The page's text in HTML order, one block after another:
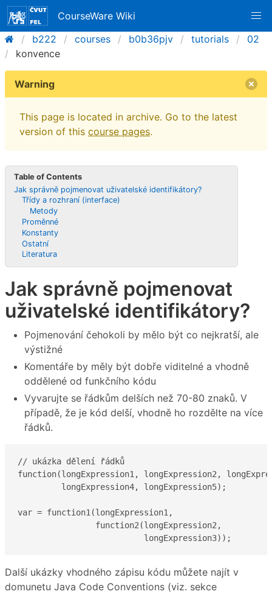
CourseWare Wiki
b222
courses b0b36pjv tutorials
02
konvence
Warning
This page is located in archive. Go to the latest
version of this course pages.
Table of Contents
Jak správně pojmenovat uživatelské identifikátory?
Třídy a rozhraní (interface)
Metody
Proměnné
Konstanty
Ostatní
Literatura
Jak správně pojmenovat
uživatelské identifikátory?
Pojmenování čehokoli by mělo být co nejkratší, ale
výstižné
Komentáře by měly být dobře viditelné a vhodně
oddělené od funkčního kódu
Vyvarujte se řádkům delších než 70-80 znaků. V
případě, že je kód delší, vhodně ho rozdělte na více
řádků.
// ukázka dělení řádků
function(longExpression1, longExpression2,
         longExpression4, longExpression5);
var = function1(longExpression1,
                function2(longExpression2,
                          longExpression3));
Další ukázky vhodného zápisu kódu můžete najít v
domunetu Java Code Conventions (viz. sekce